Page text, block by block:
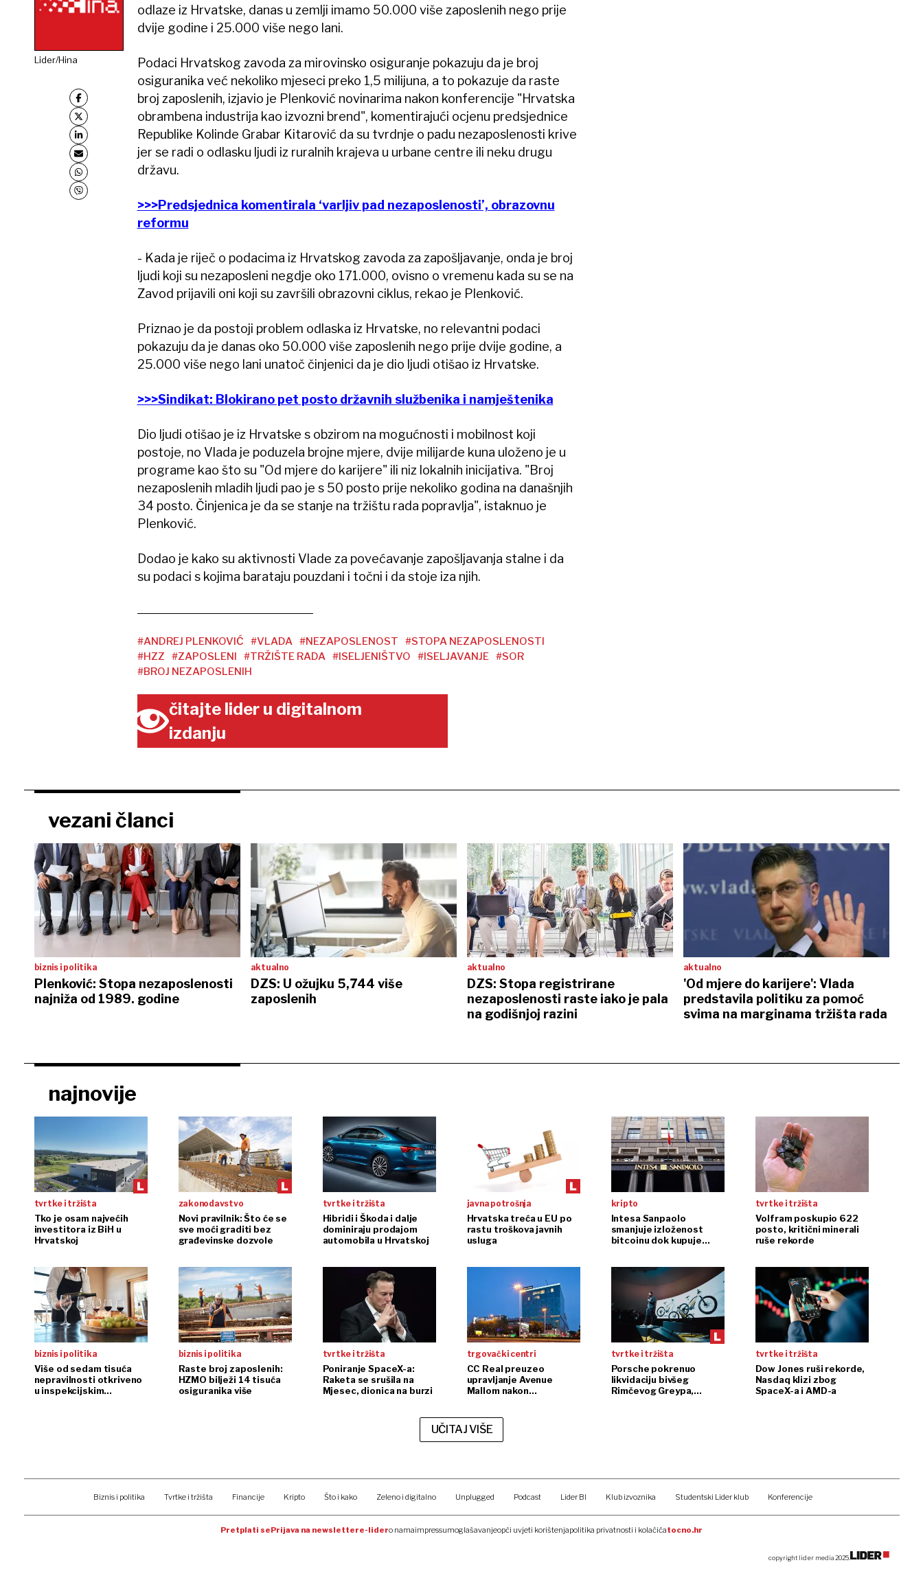
Lider/Hina
odlaze iz Hrvatske, danas u zemlji imamo 50.000 više zaposlenih nego prije
dvije godine i 25.000 više nego lani.
Podaci Hrvatskog zavoda za mirovinsko osiguranje pokazuju da je broj
osiguranika već nekoliko mjeseci preko 1,5 milijuna, a to pokazuje da raste
broj zaposlenih, izjavio je Plenković novinarima nakon konferencije "Hrvatska
obrambena industrija kao izvozni brend", komentirajući ocjenu predsjednice
Republike Kolinde Grabar Kitarović da su tvrdnje o padu nezaposlenosti krive
jer se radi o odlasku ljudi iz ruralnih krajeva u urbane centre ili neku drugu
državu.
>>>Predsjednica komentirala ‘varljiv pad nezaposlenosti’, obrazovnu
reformu
- Kada je riječ o podacima iz Hrvatskog zavoda za zapošljavanje, onda je broj
ljudi koji su nezaposleni negdje oko 171.000, ovisno o vremenu kada su se na
Zavod prijavili oni koji su završili obrazovni ciklus, rekao je Plenković.
Priznao je da postoji problem odlaska iz Hrvatske, no relevantni podaci
pokazuju da je danas oko 50.000 više zaposlenih nego prije dvije godine, a
25.000 više nego lani unatoč činjenici da je dio ljudi otišao iz Hrvatske.
>>>Sindikat: Blokirano pet posto državnih službenika i namještenika
Dio ljudi otišao je iz Hrvatske s obzirom na mogućnosti i mobilnost koji
postoje, no Vlada je poduzela brojne mjere, dvije milijarde kuna uloženo je u
programe kao što su "Od mjere do karijere" ili niz lokalnih inicijativa. "Broj
nezaposlenih mladih ljudi pao je s 50 posto prije nekoliko godina na današnjih
34 posto. Činjenica je da se stanje na tržištu rada popravlja", istaknuo je
Plenković.
Dodao je kako su aktivnosti Vlade za povećavanje zapošljavanja stalne i da
su podaci s kojima barataju pouzdani i točni i da stoje iza njih.
#ANDREJ PLENKOVIĆ #VLADA #NEZAPOSLENOST
#STOPA NEZAPOSLENOSTI
#HZZ
#ZAPOSLENI #TRŽIŠTE RADA #ISELJENIŠTVO #ISELJAVANJE #SOR
#BROJ NEZAPOSLENIH
čitajte lider u digitalnom
izdanju
vezani članci
biznis i politika
Plenković: Stopa nezaposlenosti
najniža od 1989. godine
aktualno
DZS: U ožujku 5,744 više
zaposlenih
aktualno
DZS: Stopa registrirane
nezaposlenosti raste iako je pala
na godišnjoj razini
aktualno
'Od mjere do karijere': Vlada
predstavila politiku za pomoć
svima na marginama tržišta rada
najnovije
tvrtke i tržišta
Tko je osam najvećih
investitora iz BiH u
Hrvatskoj
zakonodavstvo
Novi pravilnik: Što će se
sve moći graditi bez
građevinske dozvole
tvrtke i tržišta
Hibridi i Škoda i dalje
dominiraju prodajom
automobila u Hrvatskoj
javna potrošnja
Hrvatska treća u EU po
rastu troškova javnih
usluga
kripto
Intesa Sanpaolo
smanjuje izloženost
bitcoinu dok kupuje
tvrtke i tržišta
Volfram poskupio 622
posto, kritični minerali
ruše rekorde
biznis i politika
Više od sedam tisuća
nepravilnosti otkriveno
u inspekcijskim
biznis i politika
Raste broj zaposlenih:
HZMO bilježi 14 tisuća
osiguranika više
tvrtke i tržišta
Poniranje SpaceX-a:
Raketa se srušila na
Mjesec, dionica na burzi
trgovački centri
CC Real preuzeo
upravljanje Avenue
Mallom nakon
tvrtke i tržišta
Porsche pokrenuo
likvidaciju bivšeg
Rimčevog Greypa,
tvrtke i tržišta
Dow Jones ruši rekorde,
Nasdaq klizi zbog
SpaceX-a i AMD-a
UČITAJ VIŠE
Biznis i politika Tvrtke i tržišta Financije Kripto Što i kako Zeleno i digitalno Unplugged Podcast Lider BI Klub izvoznika Studentski Lider klub Konferencije
Pretplati sePrijava na newslettere-lidero namaimpressumoglašavanjeopći uvjeti korištenjapolitika privatnosti i kolačićatocno.hr
copyright lider media 2025.